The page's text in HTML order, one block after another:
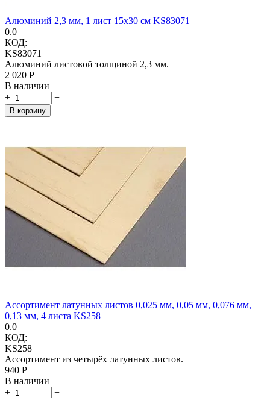
Алюминий 2,3 мм, 1 лист 15х30 см KS83071
0.0
КОД:
KS83071
Алюминий листовой толщиной 2,3 мм.
2 020 Р
В наличии
+
−
В корзину
Ассортимент латунных листов 0,025 мм, 0,05 мм, 0,076 мм,
0,13 мм, 4 листа KS258
0.0
КОД:
KS258
Ассортимент из четырёх латунных листов.
‍940‍ Р
В наличии
+
−